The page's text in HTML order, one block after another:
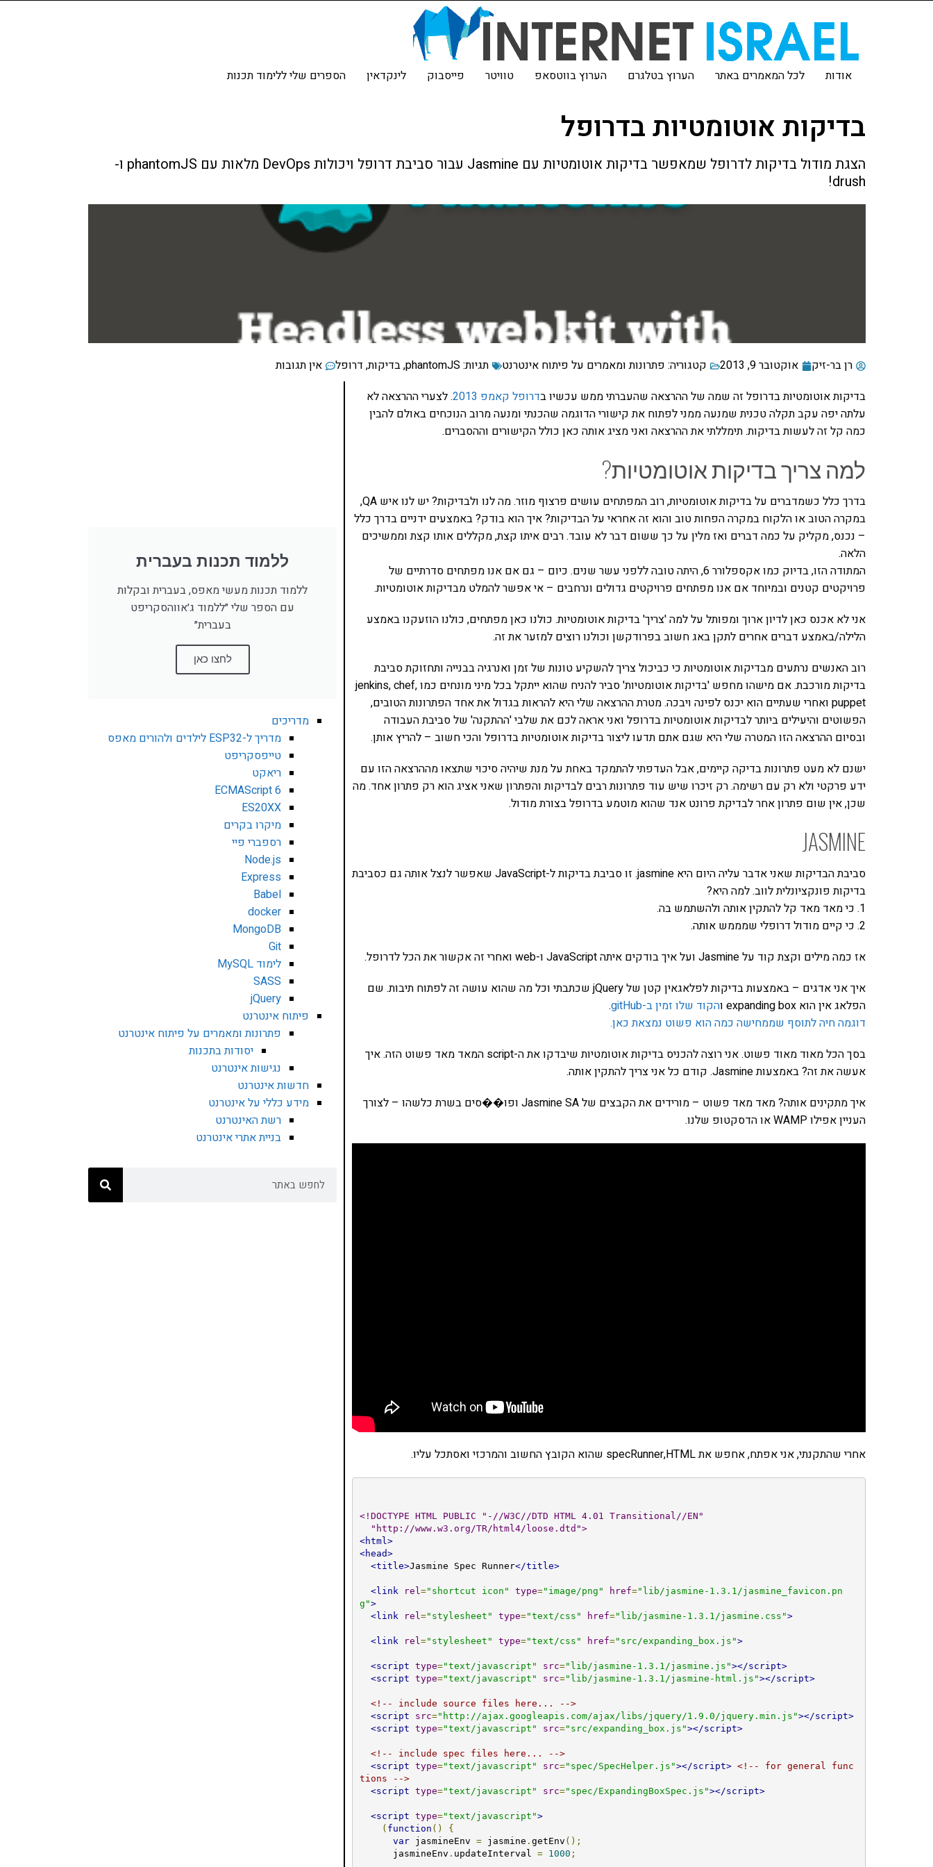
אודות לכל המאמרים באתר הערוץ בטלגרם הערוץ בווטסאפ טוויטר פייסבוק לינקדאין הספרים שלי ללימוד תכנות
בדיקות אוטומטיות בדרופל
הצגת מודול בדיקות לדרופל שמאפשר בדיקות אוטומטיות עם Jasmine עבור סביבת דרופל ויכולות DevOps מלאות עם phantomJS ו-
drush!
רן בר-זיק אוקטובר 9, 2013 קטגוריה: פתרונות ומאמרים על פיתוח אינטרנט תגיות: phantomJS
,בדיקות, דרופל
אין תגובות
בדיקות אוטומטיות בדרופל זה שמה של ההרצאה שהעברתי ממש עכשיו בדרופל קאמפ 2013
. לצערי ההרצאה לא
עלתה יפה עקב תקלה טכנית שמנעה ממני לפתוח את קישורי הדוגמה שהכנתי ומנעה מרוב הנוכחים באולם להבין
כמה קל זה לעשות בדיקות. תימללתי את ההרצאה ואני מציג אותה כאן כולל הקישורים וההסברים.
למה צריך בדיקות אוטומטיות?
בדרך כלל כשמדברים על בדיקות אוטומטיות, רוב המפתחים עושים פרצוף מוזר. מה לנו ולבדיקות? יש לנו איש QA,
במקרה הטוב או הלקוח במקרה הפחות טוב והוא זה אחראי על הבדיקות? איך הוא בודק? באמצעים ידניים בדרך כלל
– נכנס, מקליק על כמה דברים ואז מלין על כך ששום דבר לא עובד. רבים איתו קצת, מקללים אותו קצת וממשיכים
הלאה.
המתודה הזו, בדיוק כמו אקספלורר 6, היתה טובה ללפני עשר שנים. כיום – גם אם אנו מפתחים סדרתיים של
פרויקטים קטנים ובמיוחד אם אנו מפתחים פרויקטים גדולים ונרחבים – אי אפשר להמלט מבדיקות אוטומטיות.
אני לא אכנס כאן לדיון ארוך ומפותל על למה 'צריך' בדיקות אוטומטיות. כולנו כאן מפתחים, כולנו הוזעקנו באמצע
הלילה/באמצע דברים אחרים לתקן באג חשוב בפרודקשן וכולנו רוצים למזער את זה.
רוב האנשים נרתעים מבדיקות אוטומטיות כי כביכול צריך להשקיע טונות של זמן ואנרגיה בבנייה ותחזוקת סביבת
בדיקות מורכבת. אם מישהו מחפש 'בדיקות אוטומטיות' סביר להניח שהוא ייתקל בכל מיני מונחים כמו jenkins, chef,
puppet ואחרי שעתיים הוא יכנס לפינה ויבכה. מטרת ההרצאה שלי היא להראות בגדול את אחד הפתרונות הטובים,
הפשוטים והיעילים ביותר לבדיקות אוטומטיות בדרופל ואני אראה לכם את שלבי 'ההתקנה' של סביבת העבודה
ובסיום ההרצאה הזו המטרה שלי היא שגם אתם תדעו ליצור בדיקות אוטומטיות בדרופל והכי חשוב – להריץ אותן.
ישנם לא מעט פתרונות בדיקה קיימים, אבל העדפתי להתמקד באחת על מנת שיהיה סיכוי שתצאו מההרצאה הזו עם
ידע פרקטי ולא רק עם רשימה. רק זיכרו שיש עוד פתרונות רבים לבדיקות והפתרון שאני אציג הוא רק פתרון אחד. מה
שכן, אין שום פתרון אחר לבדיקת פרונט אנד שהוא מוטמע בדרופל בצורת מודול.
JASMINE
סביבת הבדיקות שאני אדבר עליה היום היא jasmine. זו סביבת בדיקות ל-JavaScript שאפשר לנצל אותה גם כסביבת
בדיקות פונקציונלית לווב. למה היא?
1. כי מאד מאד קל להתקין אותה ולהשתמש בה.
2. כי קיים מודול דרופלי שמממש אותה.
אז כמה מילים וקצת קוד על Jasmine ועל איך בודקים איתה JavaScript ו-web ואחרי זה אקשור את הכל לדרופל.
איך אני אדגים – באמצעות בדיקות לפלאגאין קטן של jQuery שכתבתי וכל מה שהוא עושה זה לפתוח תיבות. שם
הפלאג אין הוא expanding box ו
הקוד שלו זמין ב-gitHub
.
דוגמה חיה לתוסף שממחישה כמה הוא פשוט נמצאת כאן.
בסך הכל מאוד מאוד פשוט. אני רוצה להכניס בדיקות אוטומטיות שיבדקו את ה-script המאד מאד פשוט הזה. איך
אעשה את זה? באמצעות Jasmine. קודם כל אני צריך להתקין אותה.
איך מתקינים אותה? מאד מאד פשוט – מורידים את הקבצים של Jasmine SA ופו��סים בשרת כלשהו – לצורך
העניין אפילו WAMP או הדסקטופ שלנו.
אחרי שהתקנתי, אני אפתח, אחפש את specRunner,HTML שהוא הקובץ החשוב והמרכזי ואסתכל עליו.
<!DOCTYPE HTML PUBLIC "-//W3C//DTD HTML 4.01 Transitional//EN"
  "http://www.w3.org/TR/html4/loose.dtd">
<html>
<head>
<title>Jasmine Spec Runner</title>
<link rel ="shortcut icon" type="image/png" href="lib/jasmine-1.3.1/jasmine_favicon.pn
g">
<link
rel ="stylesheet" type="text/css" href="lib/jasmine-1.3.1/jasmine.css">
<link rel ="stylesheet" type="text/css" href="src/expanding_box.js">
<script type="text/javascript" src="lib/jasmine-1.3.1/jasmine.js"></script>
<script type="text/javascript" src="lib/jasmine-1.3.1/jasmine-html.js"></script>
<!-- include source files here... -->
<script
src="http://ajax.googleapis.com/ajax/libs/jquery/1.9.0/jquery.min.js"></script>
<script type="text/javascript" src="src/expanding_box.js"></script>
<!-- include spec files here... -->
<script type="text/javascript" src="spec/SpecHelper.js"></script> <!-- for general func
tions -->
<script type="text/javascript" src="spec/ExpandingBoxSpec.js"></script>
<script type="text/javascript">
( function ()
{
var jasmineEnv = jasmine . getEnv ();
      jasmineEnv
. updateInterval = 1000 ;
ללמוד תכנות בעברית
ללמוד תכנות מעשי מאפס, בעברית ובקלות
עם הספר שלי ״ללמוד ג׳אווהסקריפט
בעברית״
לחצו כאן
מדריכים
מדריך ל-ESP32 לילדים ולהורים מאפס
טייפסקריפט
ריאקט
ECMAScript 6
ES20XX
מיקרו בקרים
רספברי פיי
Node.js
Express
Babel
docker
MongoDB
Git
לימוד MySQL
SASS
jQuery
פיתוח אינטרנט
פתרונות ומאמרים על פיתוח אינטרנט
יסודות בתכנות
נגישות אינטרנט
חדשות אינטרנט
מידע כללי על אינטרנט
רשת האינטרנט
בניית אתרי אינטרנט